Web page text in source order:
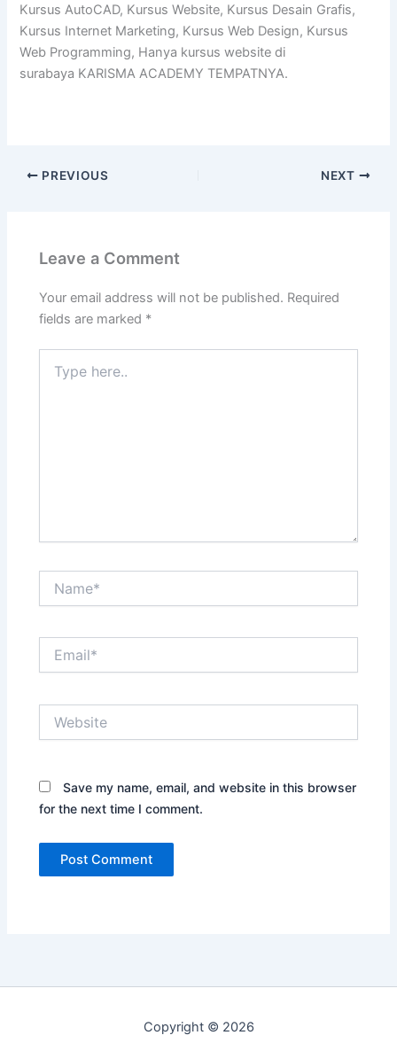
Kursus AutoCAD, Kursus Website, Kursus Desain Grafis,
Kursus Internet Marketing, Kursus Web Design, Kursus
Web Programming, Hanya kursus website di
surabaya KARISMA ACADEMY TEMPATNYA.
PREVIOUS NEXT
Leave a Comment
Your email address will not be published. Required
fields are marked *
here..
Save my name, email, and website in this browser
for the next time I comment.
Copyright © 2026